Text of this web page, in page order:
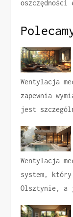
oszczędności
Wentylacja
zapewnia
jest
Wentylacja
system,
Olsztynie, a